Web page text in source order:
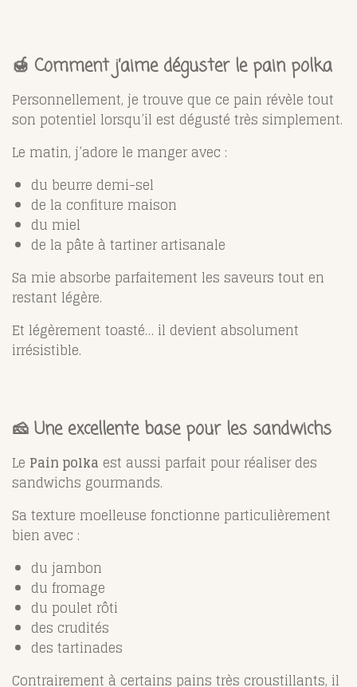
🍯 Comment j’aime déguster le pain polka
Personnellement, je trouve que ce pain révèle tout
son potentiel lorsqu’il est dégusté très simplement.
Le matin, j’adore le manger avec :
du beurre demi-sel
de la confiture maison
du miel
de la pâte à tartiner artisanale
Sa mie absorbe parfaitement les saveurs tout en
restant légère.
Et légèrement toasté… il devient absolument
irrésistible.
🧀 Une excellente base pour les sandwichs
Le Pain polka est aussi parfait pour réaliser des
sandwichs gourmands.
Sa texture moelleuse fonctionne particulièrement
bien avec :
du jambon
du fromage
du poulet rôti
des crudités
des tartinades
Contrairement à certains pains très croustillants, il